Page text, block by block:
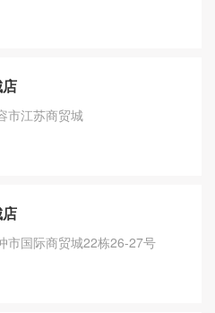
市江苏商贸城
市国际商贸城22栋26-27号